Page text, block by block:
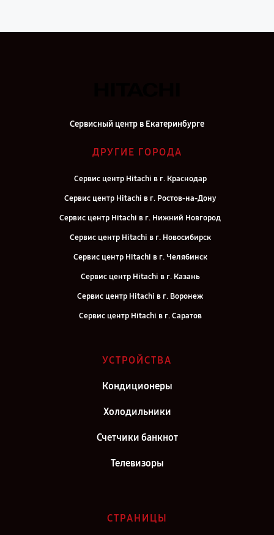
Сервисный центр в Екатеринбурге
ДРУГИЕ ГОРОДА
Сервис центр Hitachi в г. Краснодар
Сервис центр Hitachi в г. Ростов-на-Дону
Сервис центр Hitachi в г. Нижний Новгород
Сервис центр Hitachi в г. Новосибирск
Сервис центр Hitachi в г. Челябинск
Сервис центр Hitachi в г. Казань
Сервис центр Hitachi в г. Воронеж
Сервис центр Hitachi в г. Саратов
Сервис центр Hitachi в г. Киров
Сервис центр Hitachi в г. Санкт-Петербург
УСТРОЙСТВА
Кондиционеры
Холодильники
Счетчики банкнот
Телевизоры
СТРАНИЦЫ